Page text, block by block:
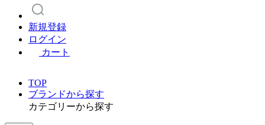
新規登録
ログイン
カート
TOP
ブランドから探す
カテゴリーから探す